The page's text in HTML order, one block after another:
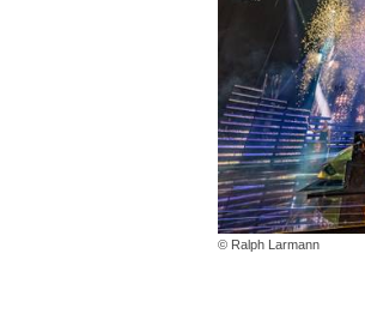
© Ralph Larmann